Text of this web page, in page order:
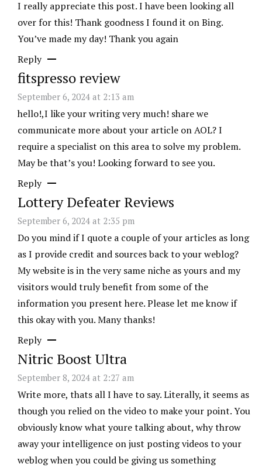
I really appreciate this post. I have been looking all
over for this! Thank goodness I found it on Bing.
You’ve made my day! Thank you again
Reply
fitspresso review
September 6, 2024 at 2:13 am
hello!,I like your writing very much! share we
communicate more about your article on AOL? I
require a specialist on this area to solve my problem.
May be that’s you! Looking forward to see you.
Reply
Lottery Defeater Reviews
September 6, 2024 at 2:35 pm
Do you mind if I quote a couple of your articles as long
as I provide credit and sources back to your weblog?
My website is in the very same niche as yours and my
visitors would truly benefit from some of the
information you present here. Please let me know if
this okay with you. Many thanks!
Reply
Nitric Boost Ultra
September 8, 2024 at 2:27 am
Write more, thats all I have to say. Literally, it seems as
though you relied on the video to make your point. You
obviously know what youre talking about, why throw
away your intelligence on just posting videos to your
weblog when you could be giving us something